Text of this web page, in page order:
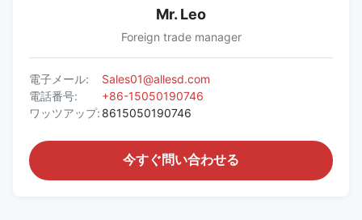
Mr. Leo
Foreign trade manager
電子メール:
Sales01@allesd.com
電話番号:
+86-15050190746
ワッツアップ: 8615050190746
今すぐ問い合わせる